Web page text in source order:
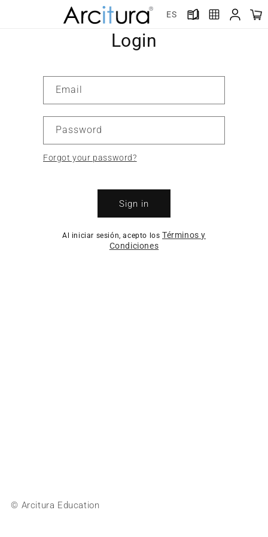
ES
Login
Email
Password
Forgot your password?
Sign in
Al iniciar sesión, acepto los Términos y
Condiciones
© Arcitura Education